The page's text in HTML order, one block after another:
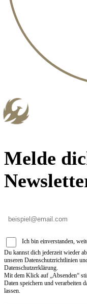
Melde
Ich bin einverstanden,
Du kannst dich jederzeit wieder
unseren Datenschutzrichtlinien
Datenschutzerklärung.
Mit dem Klick auf „Absenden“
Daten speichern und verarbeiten
lassen.